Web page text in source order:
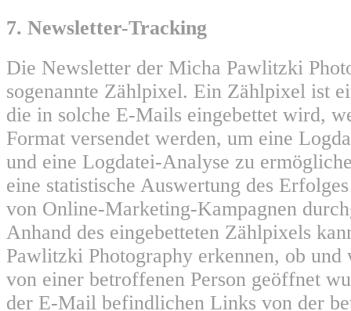
7. Newsletter-Tracking
Die Newsletter der Micha Pawlitzki
sogenannte Zählpixel. Ein Zählpixel ist
die in solche E-Mails eingebettet wird,
Format versendet werden, um eine
und eine Logdatei-Analyse zu
eine statistische Auswertung des
von Online-Marketing-Kampagnen
Anhand des eingebetteten Zählpixels
Pawlitzki Photography erkennen, ob
von einer betroffenen Person geöffnet
der E-Mail befindlichen Links von der